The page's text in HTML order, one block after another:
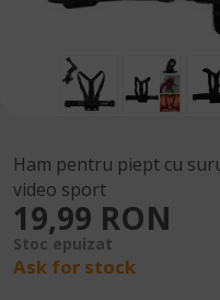
Ham pentru piept cu
video sport
19,99 RON
Stoc epuizat
Ask for stock